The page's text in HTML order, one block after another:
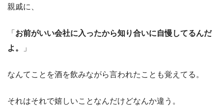
親戚に、
「 お前がいい会社に入ったから知り合いに自慢してるんだ
よ。
」
なんてことを酒を飲みながら言われたことも覚えてる。
それはそれで嬉しいことなんだけどなんか違う。